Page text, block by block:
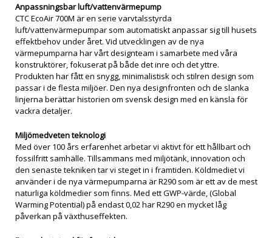
Anpassningsbar luft/vattenvärmepump
CTC EcoAir 700M är en serie varvtalsstyrda
luft/vattenvärmepumpar som automatiskt anpassar sig till husets
effektbehov under året. Vid utvecklingen av de nya
värmepumparna har vårt designteam i samarbete med våra
konstruktörer, fokuserat på både det inre och det yttre.
Produkten har fått en snygg, minimalistisk och stilren design som
passar i de flesta miljöer. Den nya designfronten och de slanka
linjerna berättar historien om svensk design med en känsla för
vackra detaljer.
Miljömedveten teknologi
Med över 100 års erfarenhet arbetar vi aktivt för ett hållbart och
fossilfritt samhälle. Tillsammans med miljötänk, innovation och
den senaste tekniken tar vi steget in i framtiden. Köldmediet vi
använder i de nya värmepumparna är R290 som är ett av de mest
naturliga köldmedier som finns. Med ett GWP-värde, (Global
Warming Potential) på endast 0,02 har R290 en mycket låg
påverkan på växthuseffekten.